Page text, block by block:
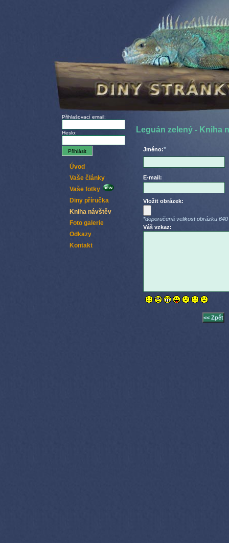
Přihlašovací email:
Heslo:
Úvod
Vaše články
Vaše fotky
Diny příručka
Kniha návštěv
Foto galerie
Odkazy
Kontakt
Leguán zelený - Kniha
Jméno:*
E-mail:
Vložit obrázek:
*doporučená velikost obrázku
Váš vzkaz: